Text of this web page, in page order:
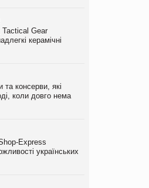
Tactical Gear
керамічні
та консерви, які
коли довго нема
Express
українських